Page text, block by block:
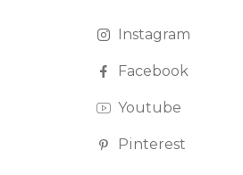
Instagram
Facebook
Youtube
Pinterest